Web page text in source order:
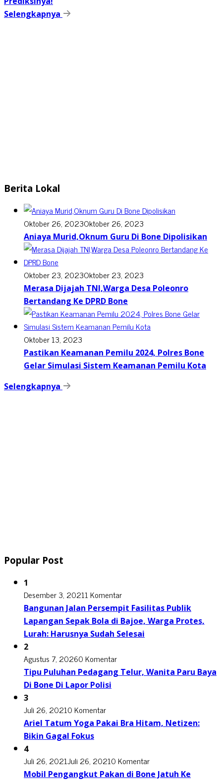
Selengkapnya
Berita Lokal
Oktober 26, 2023Oktober 26, 2023
Aniaya Murid,Oknum Guru Di Bone Dipolisikan
Oktober 23, 2023Oktober 23, 2023
Merasa Dijajah TNI,Warga Desa Poleonro
Bertandang Ke DPRD Bone
Oktober 13, 2023
Pastikan Keamanan Pemilu 2024, Polres Bone
Gelar Simulasi Sistem Keamanan Pemilu Kota
Selengkapnya
Popular Post
1
Desember 3, 20211 Komentar
Bangunan Jalan Persempit Fasilitas Publik
Lapangan Sepak Bola di Bajoe, Warga Protes,
Lurah: Harusnya Sudah Selesai
2
Agustus 7, 20260 Komentar
Tipu Puluhan Pedagang Telur, Wanita Paru Baya
Di Bone Di Lapor Polisi
3
Juli 26, 20210 Komentar
Ariel Tatum Yoga Pakai Bra Hitam, Netizen:
Bikin Gagal Fokus
4
Juli 26, 2021Juli 26, 20210 Komentar
Mobil Pengangkut Pakan di Bone Jatuh Ke